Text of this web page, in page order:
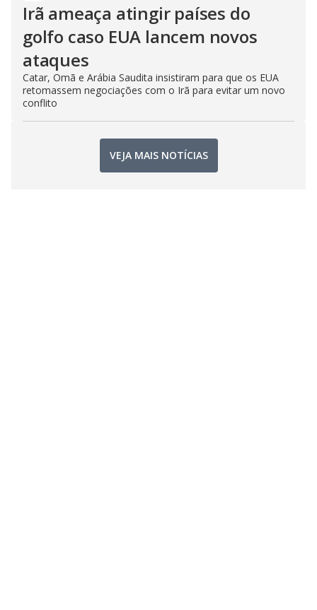
Irã ameaça atingir países do
golfo caso EUA lancem novos
ataques
Catar, Omã e Arábia Saudita insistiram para que os EUA
retomassem negociações com o Irã para evitar um novo
conflito
VEJA MAIS NOTÍCIAS